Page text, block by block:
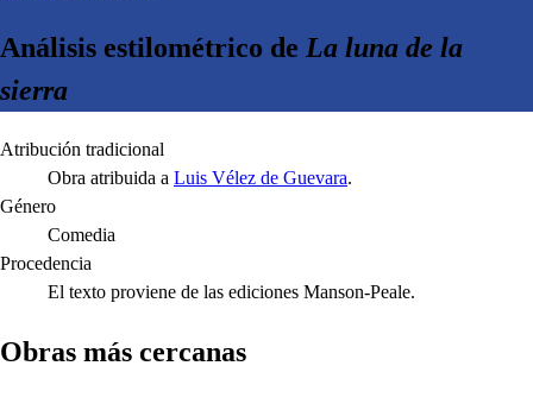
Análisis estilométrico de La luna de la
sierra
Atribución tradicional
Obra atribuida a Luis Vélez de Guevara.
Género
Comedia
Procedencia
El texto proviene de las ediciones Manson-Peale.
Obras más cercanas